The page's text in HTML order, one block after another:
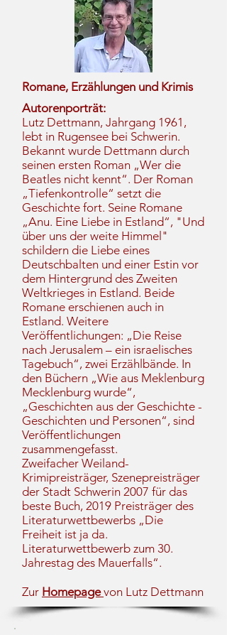
Romane, Erzählungen und Krimis
Autorenporträt:
Lutz Dettmann, Jahrgang 1961,
lebt in Rugensee bei Schwerin.
Bekannt wurde Dettmann durch
seinen ersten Roman „Wer die
Beatles nicht kennt“. Der Roman
„Tiefenkontrolle“ setzt die
Geschichte fort. Seine Romane
„Anu. Eine Liebe in Estland“, "Und
über uns der weite Himmel"
schildern die Liebe eines
Deutschbalten und einer Estin vor
dem Hintergrund des Zweiten
Weltkrieges in Estland. Beide
Romane erschienen auch in
Estland. Weitere
Veröffentlichungen: „Die Reise
nach Jerusalem – ein israelisches
Tagebuch“, zwei Erzählbände. In
den Büchern „Wie aus Meklenburg
Mecklenburg wurde“,
„Geschichten aus der Geschichte -
Geschichten und Personen“, sind
Veröffentlichungen
zusammengefasst.
Zweifacher Weiland-
Krimipreisträger, Szenepreisträger
der Stadt Schwerin 2007 für das
beste Buch, 2019 Preisträger des
Literaturwettbewerbs „Die
Freiheit ist ja da.
Literaturwettbewerb zum 30.
Jahrestag des Mauerfalls“.
Zur Homepagevon Lutz Dettmann